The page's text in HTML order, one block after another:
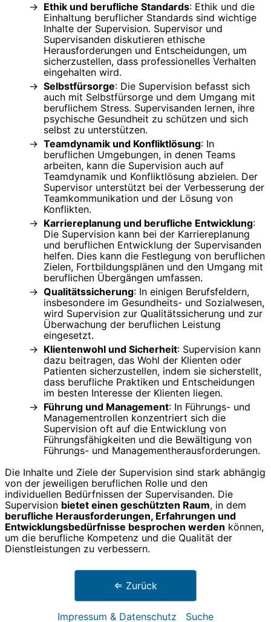
Ethik und berufliche Standards: Ethik und die
Einhaltung beruflicher Standards sind wichtige
Inhalte der Supervision. Supervisor und
Supervisanden diskutieren ethische
Herausforderungen und Entscheidungen, um
sicherzustellen, dass professionelles Verhalten
eingehalten wird.
Selbstfürsorge: Die Supervision befasst sich
auch mit Selbstfürsorge und dem Umgang mit
beruflichem Stress. Supervisanden lernen, ihre
psychische Gesundheit zu schützen und sich
selbst zu unterstützen.
Teamdynamik und Konfliktlösung: In
beruflichen Umgebungen, in denen Teams
arbeiten, kann die Supervision auch auf
Teamdynamik und Konfliktlösung abzielen. Der
Supervisor unterstützt bei der Verbesserung der
Teamkommunikation und der Lösung von
Konflikten.
Karriereplanung und berufliche Entwicklung:
Die Supervision kann bei der Karriereplanung
und beruflichen Entwicklung der Supervisanden
helfen. Dies kann die Festlegung von beruflichen
Zielen, Fortbildungsplänen und den Umgang mit
beruflichen Übergängen umfassen.
Qualitätssicherung: In einigen Berufsfeldern,
insbesondere im Gesundheits- und Sozialwesen,
wird Supervision zur Qualitätssicherung und zur
Überwachung der beruflichen Leistung
eingesetzt.
Klientenwohl und Sicherheit: Supervision kann
dazu beitragen, das Wohl der Klienten oder
Patienten sicherzustellen, indem sie sicherstellt,
dass berufliche Praktiken und Entscheidungen
im besten Interesse der Klienten liegen.
Führung und Management: In Führungs- und
Managementrollen konzentriert sich die
Supervision oft auf die Entwicklung von
Führungsfähigkeiten und die Bewältigung von
Führungs- und Managementherausforderungen.
Die Inhalte und Ziele der Supervision sind stark abhängig
von der jeweiligen beruflichen Rolle und den
individuellen Bedürfnissen der Supervisanden. Die
Supervision bietet einen geschützten Raum, in dem
berufliche Herausforderungen, Erfahrungen und
Entwicklungsbedürfnisse besprochen werden können,
um die berufliche Kompetenz und die Qualität der
Dienstleistungen zu verbessern.
⇐ Zurück
Impressum & Datenschutz Suche